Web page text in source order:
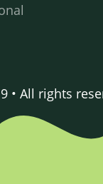
• All rights